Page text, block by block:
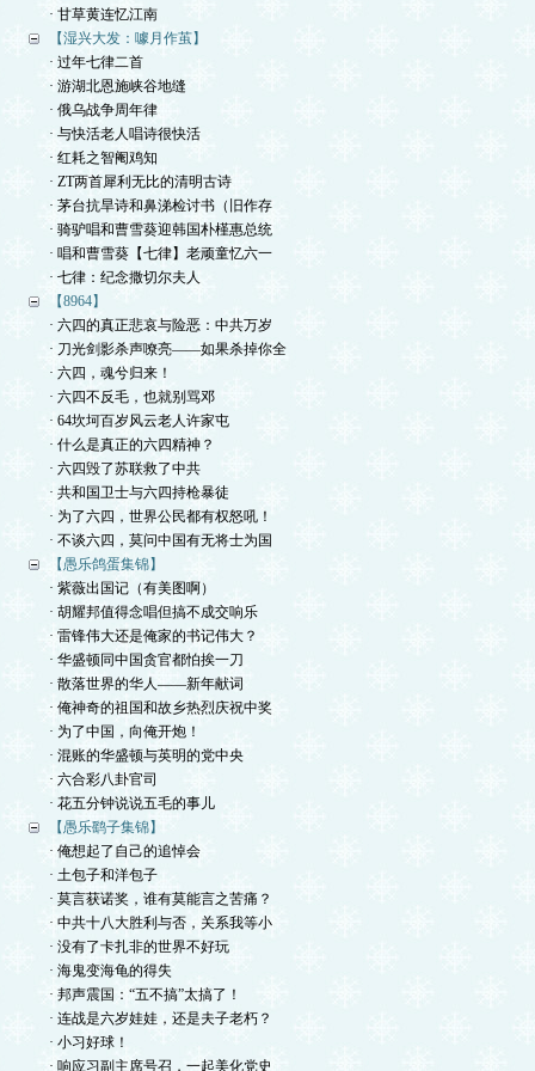
· 甘草黄连忆江南
【湿兴大发：噱月作茧】
· 过年七律二首
· 游湖北恩施峡谷地缝
· 俄乌战争周年律
· 与快活老人唱诗很快活
· 红耗之智阉鸡知
· ZT两首犀利无比的清明古诗
· 茅台抗旱诗和鼻涕检讨书（旧作存
· 骑驴唱和曹雪葵迎韩国朴槿惠总统
· 唱和曹雪葵【七律】老顽童忆六一
· 七律：纪念撒切尔夫人
【8964】
· 六四的真正悲哀与险恶：中共万岁
· 刀光剑影杀声嘹亮——如果杀掉你全
· 六四，魂兮归来！
· 六四不反毛，也就别骂邓
· 64坎坷百岁风云老人许家屯
· 什么是真正的六四精神？
· 六四毁了苏联救了中共
· 共和国卫士与六四持枪暴徒
· 为了六四，世界公民都有权怒吼！
· 不谈六四，莫问中国有无将士为国
【愚乐鸽蛋集锦】
· 紫薇出国记（有美图啊）
· 胡耀邦值得念唱但搞不成交响乐
· 雷锋伟大还是俺家的书记伟大？
· 华盛顿同中国贪官都怕挨一刀
· 散落世界的华人——新年献词
· 俺神奇的祖国和故乡热烈庆祝中奖
· 为了中国，向俺开炮！
· 混账的华盛顿与英明的党中央
· 六合彩八卦官司
· 花五分钟说说五毛的事儿
【愚乐鹞子集锦】
· 俺想起了自己的追悼会
· 土包子和洋包子
· 莫言获诺奖，谁有莫能言之苦痛？
· 中共十八大胜利与否，关系我等小
· 没有了卡扎非的世界不好玩
· 海鬼变海龟的得失
· 邦声震国：“五不搞”太搞了！
· 连战是六岁娃娃，还是夫子老朽？
· 小习好球！
· 响应习副主席号召，一起美化党史